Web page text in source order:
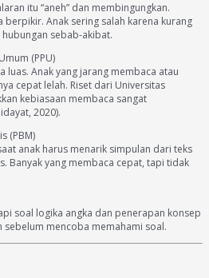
itu “aneh” dan membingungkan.
berpikir. Anak sering salah karena kurang
sebab-akibat.
(PPU)
luas. Anak yang jarang membaca atau
cepat lelah. Riset dari Universitas
kebiasaan membaca sangat
2020).
(PBM)
anak harus menarik simpulan dari teks
Banyak yang membaca cepat, tapi tidak
soal logika angka dan penerapan konsep
sebelum mencoba memahami soal.